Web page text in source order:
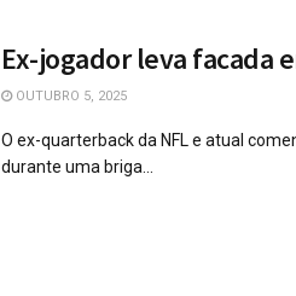
Ex-jogador leva facada
OUTUBRO 5, 2025
O ex-quarterback da NFL e atual
durante uma briga...